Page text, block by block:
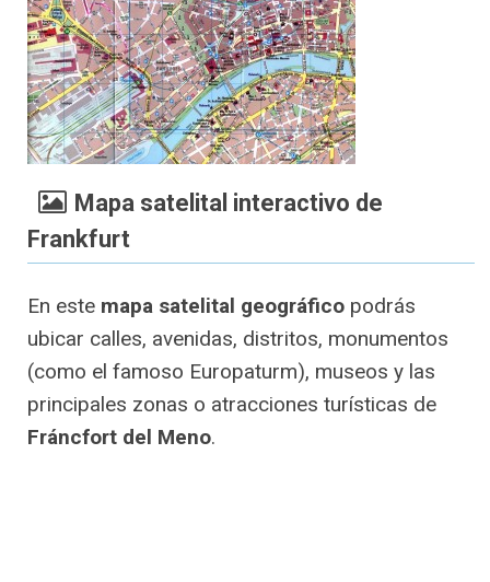
Mapa satelital interactivo de
Frankfurt
En este mapa satelital geográfico podrás
ubicar calles, avenidas, distritos, monumentos
(como el famoso Europaturm), museos y las
principales zonas o atracciones turísticas de
Fráncfort del Meno.